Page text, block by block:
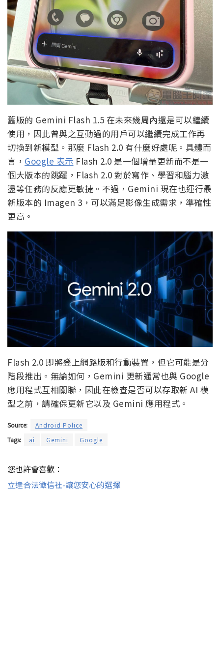
舊版的 Gemini Flash 1.5 在未來幾周內還是可以繼續
使用，因此曾與之互動過的用戶可以繼續完成工作再
切換到新模型。那麼 Flash 2.0 有什麼好處呢。具體而
言， Google 表示 Flash 2.0 是一個增量更新而不是一
個大版本的跳躍，Flash 2.0 對於寫作、學習和腦力激
盪等任務的反應更敏捷。不過，Gemini 現在也運行最
新版本的 Imagen 3，可以滿足影像生成需求，準確性
更高。
Flash 2.0 即將登上網路版和行動裝置，但它可能是分
階段推出。無論如何，Gemini 更新通常也與 Google
應用程式互相關聯，因此在檢查是否可以存取新 AI 模
型之前，請確保更新它以及 Gemini 應用程式。
Source:
Android Police
Tags:
ai Gemini Google
您也許會喜歡：
立達合法徵信社-讓您安心的選擇